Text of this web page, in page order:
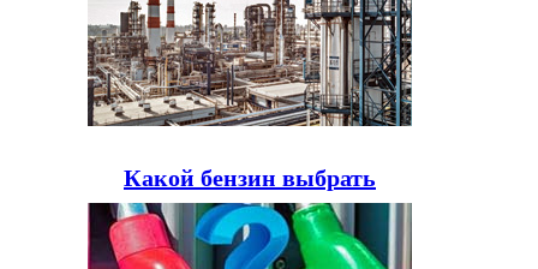
Какой бензин выбрать